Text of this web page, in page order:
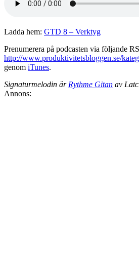
Ladda hem: GTD 8 – Verktyg
Prenumerera på podcasten via följande
http://www.produktivitetsbloggen.se/
genom iTunes.
Signaturmelodin är Rythme Gitan av
Annons: